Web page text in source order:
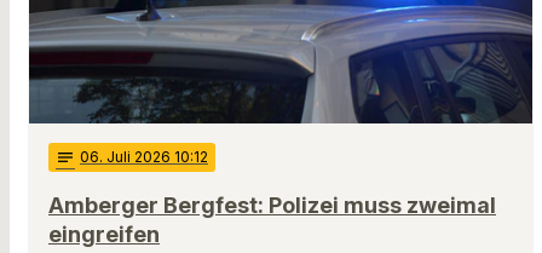
notes 06. Juli 2026 10:12
Amberger Bergfest: Polizei muss zweimal
eingreifen